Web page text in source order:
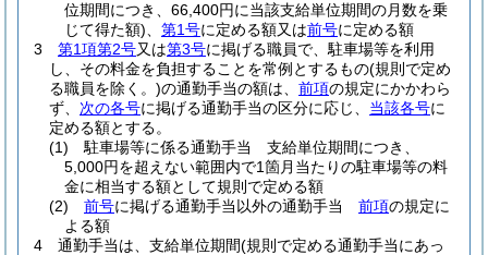
位期間につき、66,400円に当該支給単位期間の月数を乗
じて得た額)
第1号に定める額又は前号に定める額
3
第1項第2号又は第3号に掲げる職員で、駐車場等を利用
し、その料金を負担することを常例とするもの(規則で定め
る職員を除く。)の通勤手当の額は、 前項の規定にかかわら
ず、 次の各号に掲げる通勤手当の区分に応じ、 当該各号に
定める額とする。
(1)
駐車場等に係る通勤手当 支給単位期間につき、
5,000円を超えない範囲内で1箇月当たりの駐車場等の料
金に相当する額として規則で定める額
(2)
前号に掲げる通勤手当以外の通勤手当 前項の規定に
よる額
4
通勤手当は、支給単位期間(規則で定める通勤手当にあっ